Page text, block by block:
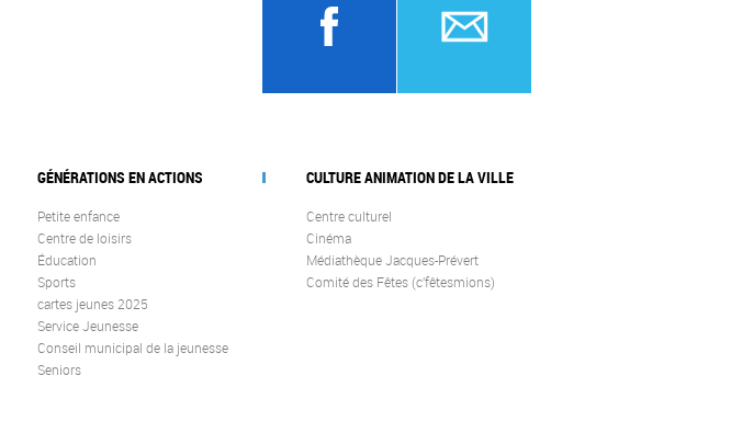
GÉNÉRATIONS EN ACTIONS
Petite enfance
Centre de loisirs
Éducation
Sports
cartes jeunes 2025
Service Jeunesse
Conseil municipal de la jeunesse
Seniors
CULTURE ANIMATION DE LA VILLE
Centre culturel
Cinéma
Médiathèque Jacques-Prévert
Comité des Fêtes (c’fêtesmions)